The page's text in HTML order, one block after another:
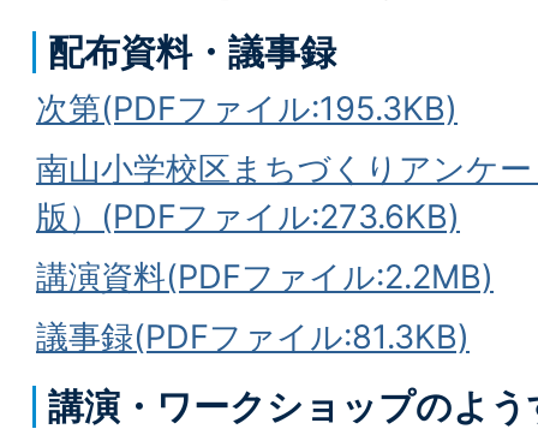
配布資料・議事録
次第(PDFファイル:195.3KB)
南山小学校区まちづくりアンケ
版）(PDFファイル:273.6KB)
講演資料(PDFファイル:2.2MB)
議事録(PDFファイル:81.3KB)
講演・ワークショップのよう